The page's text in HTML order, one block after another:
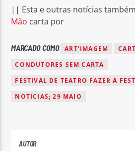
|| Esta e outras notícias
Mão carta por
MARCADO COMO ART’IMAGEM
CONDUTORES SEM CARTA
FESTIVAL DE TEATRO FAZER A
NOTICIAS; 29 MAIO
AUTOR